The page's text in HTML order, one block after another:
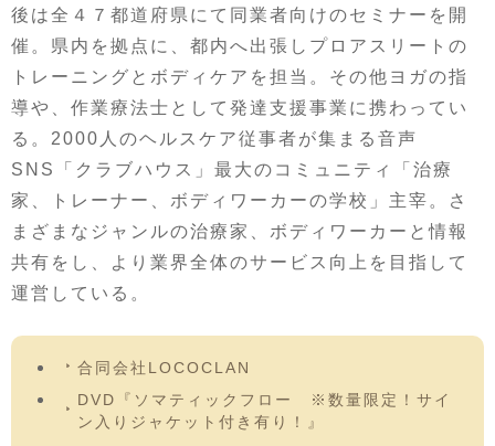
後は全４７都道府県にて同業者向けのセミナーを開
催。県内を拠点に、都内へ出張しプロアスリートの
トレーニングとボディケアを担当。その他ヨガの指
導や、作業療法士として発達支援事業に携わってい
る。2000人のヘルスケア従事者が集まる音声
SNS「クラブハウス」最大のコミュニティ「治療
家、トレーナー、ボディワーカーの学校」主宰。さ
まざまなジャンルの治療家、ボディワーカーと情報
共有をし、より業界全体のサービス向上を目指して
運営している。
合同会社LOCOCLAN
DVD『ソマティックフロー ※数量限定！サイ
ン入りジャケット付き有り！』